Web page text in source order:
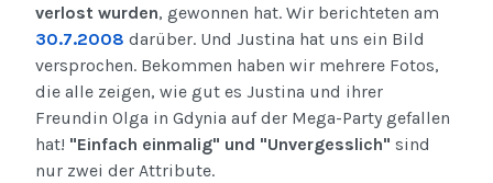
verlost wurden, gewonnen hat. Wir berichteten am
30.7.2008 darüber. Und Justina hat uns ein Bild
versprochen. Bekommen haben wir mehrere Fotos,
die alle zeigen, wie gut es Justina und ihrer
Freundin Olga in Gdynia auf der Mega-Party gefallen
hat! "Einfach einmalig" und "Unvergesslich" sind
nur zwei der Attribute.